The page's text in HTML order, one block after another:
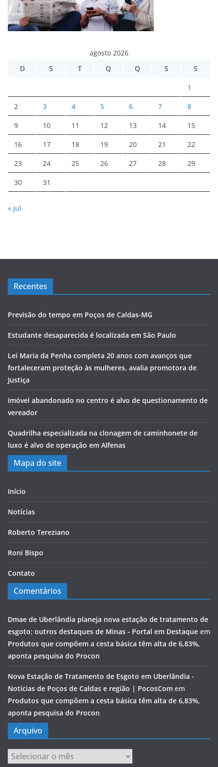
agosto 2026
D
S T Q Q S S
1
2 3 4 5 6 7 8
9 10 11 12 13 14 15
16 17 18 19 20 21 22
23 24 25 26 27 28 29
30 31
« jul
Recentes
Previsão do tempo em Poços de Caldas-MG
Estudante desaparecida é localizada em São Paulo
Lei Maria da Penha completa 20 anos com avanços que
fortaleceram proteção às mulheres, avalia promotora de
Justiça
Imóvel abandonado no centro é alvo de questionamento de
vereador
Quadrilha especializada na clonagem de caminhonete de
luxo é alvo de operação em Alfenas
Mapa do site
Início
Notícias
Roberto Tereziano
Roni Bispo
Contato
Comentários
Dmae de Uberlândia planeja nova estação de tratamento de
esgoto; outros destaques de Minas - Portal em Destaque em
Produtos que compõem a cesta básica têm alta de 6,83%,
aponta pesquisa do Procon
Nova Estação de Tratamento de Esgoto em Uberlândia -
Notícias de Poços de Caldas e região | PocosCom em
Produtos que compõem a cesta básica têm alta de 6,83%,
aponta pesquisa do Procon
Arquivo
Arquivo